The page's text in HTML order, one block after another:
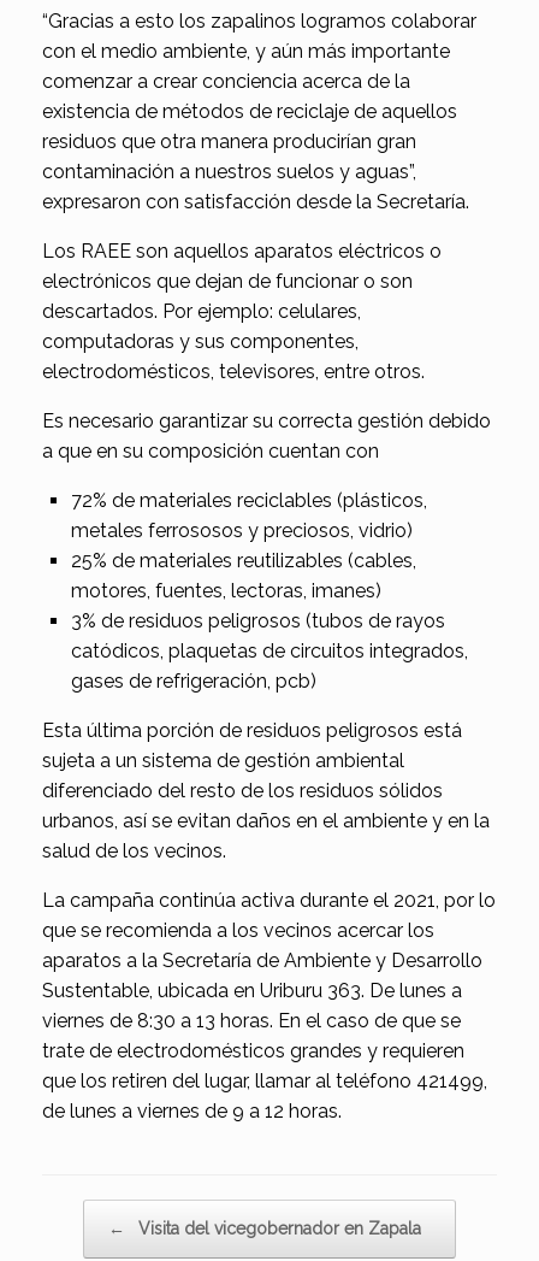
“Gracias a esto los zapalinos logramos colaborar
con el medio ambiente, y aún más importante
comenzar a crear conciencia acerca de la
existencia de métodos de reciclaje de aquellos
residuos que otra manera producirían gran
contaminación a nuestros suelos y aguas”,
expresaron con satisfacción desde la Secretaría.
Los RAEE son aquellos aparatos eléctricos o
electrónicos que dejan de funcionar o son
descartados. Por ejemplo: celulares,
computadoras y sus componentes,
electrodomésticos, televisores, entre otros.
Es necesario garantizar su correcta gestión debido
a que en su composición cuentan con
72% de materiales reciclables (plásticos,
metales ferrososos y preciosos, vidrio)
25% de materiales reutilizables (cables,
motores, fuentes, lectoras, imanes)
3% de residuos peligrosos (tubos de rayos
catódicos, plaquetas de circuitos integrados,
gases de refrigeración, pcb)
Esta última porción de residuos peligrosos está
sujeta a un sistema de gestión ambiental
diferenciado del resto de los residuos sólidos
urbanos, así se evitan daños en el ambiente y en la
salud de los vecinos.
La campaña continúa activa durante el 2021, por lo
que se recomienda a los vecinos acercar los
aparatos a la Secretaría de Ambiente y Desarrollo
Sustentable, ubicada en Uriburu 363. De lunes a
viernes de 8:30 a 13 horas. En el caso de que se
trate de electrodomésticos grandes y requieren
que los retiren del lugar, llamar al teléfono 421499,
de lunes a viernes de 9 a 12 horas.
← Visita del vicegobernador en Zapala